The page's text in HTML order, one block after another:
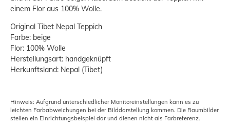
einem Flor aus 100% Wolle.
Original Tibet Nepal Teppich
Farbe: beige
Flor: 100% Wolle
Herstellungsart: handgeknüpft
Herkunftsland: Nepal (Tibet)
Hinweis: Aufgrund unterschiedlicher Monitoreinstellungen kann es zu
leichten Farbabweichungen bei der Bilddarstellung kommen. Die Raumbilder
stellen ein Einrichtungsbeispiel dar und dienen nicht als Farbreferenz.